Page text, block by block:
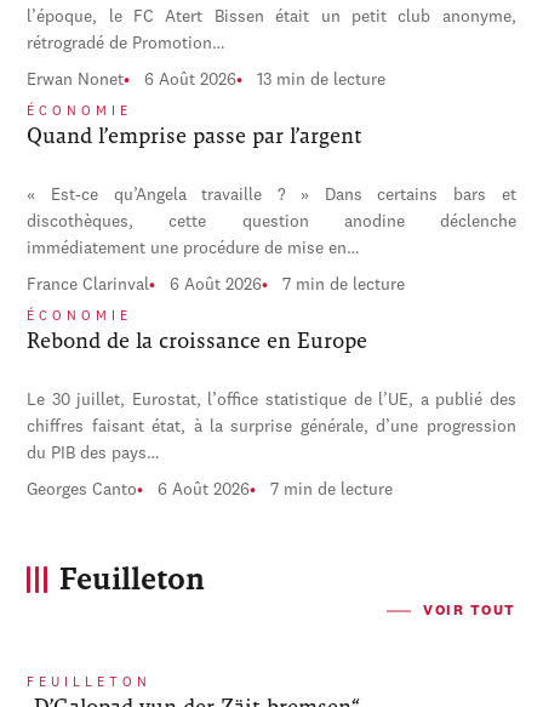
l’époque, le FC Atert Bissen était un petit club anonyme,
rétrogradé de Promotion…
Erwan Nonet 6 Août 2026 13 min de lecture
ÉCONOMIE
Quand l’emprise passe par l’argent
« Est-ce qu’Angela travaille ? » Dans certains bars et
discothèques, cette question anodine déclenche
immédiatement une procédure de mise en…
France Clarinval 6 Août 2026 7 min de lecture
ÉCONOMIE
Rebond de la croissance en Europe
Le 30 juillet, Eurostat, l’office statistique de l’UE, a publié des
chiffres faisant état, à la surprise générale, d’une progression
du PIB des pays…
Georges Canto 6 Août 2026 7 min de lecture
Feuilleton
VOIR TOUT
FEUILLETON